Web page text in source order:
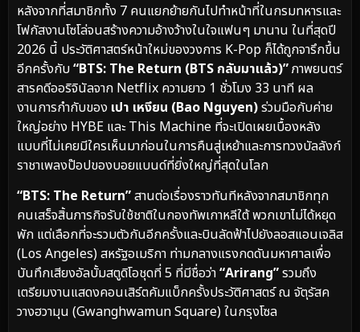
หลังจากที่สมาชิกทั้ง 7 คนแยกย้ายกันไปทำหน้าที่ในกรมทหารและ
โฟกัสงานโซโล่จนสร้างความอ้างว้างในใจแฟนๆ มานาน ในที่สุดปี
2026 นี้ ประวัติศาสตร์หน้าใหม่ของวงการ K-Pop ก็ได้ถูกจารึกขึ้น
อีกครั้งกับ“BTS: The Return (BTS กลับมาแล้ว)”ภาพยนตร์
สารคดีออริจินัลจาก Netflix ความยาว 1 ชั่วโมง 33 นาที ผล
งานการกำกับของ เปา เหงียน (Bao Nguyen)ร่วมมือกับค่าย
ใหญ่อย่าง HYBE และ This Machine ที่จะเปิดเผยเบื้องหลัง
แบบที่ไม่เคยมีใครเห็นมาก่อนในการคืนสู่เหย้าและการทวงบัลลังก์
ราชาเพลงป๊อปของบอยแบนด์ที่ยิ่งใหญ่ที่สุดในโลก
“BTS: The Return”สานต่อเรื่องราวทันทีหลังจากสมาชิกทุก
คนเสร็จสิ้นภารกิจรับใช้ชาติในกองทัพเกาหลีใต้ พวกเขาไม่ได้หยุด
พัก แต่เลือกที่จะรวมตัวกันอีกครั้งและบินลัดฟ้าไปยังลอสแอนเจลิส
(Los Angeles) สหรัฐอเมริกา ท่ามกลางแรงกดดันมหาศาลเพื่อ
บันทึกเสียงอัลบั้มสตูดิโอชุดที่ 5 ที่มีชื่อว่า“Arirang”รวมถึง
เตรียมงานแสดงคอนเสิร์ตคัมแบ็กครั้งประวัติศาสตร์ ณ จัตุรัสค
วางฮวามุน (Gwanghwamun Square) ในกรุงโซล